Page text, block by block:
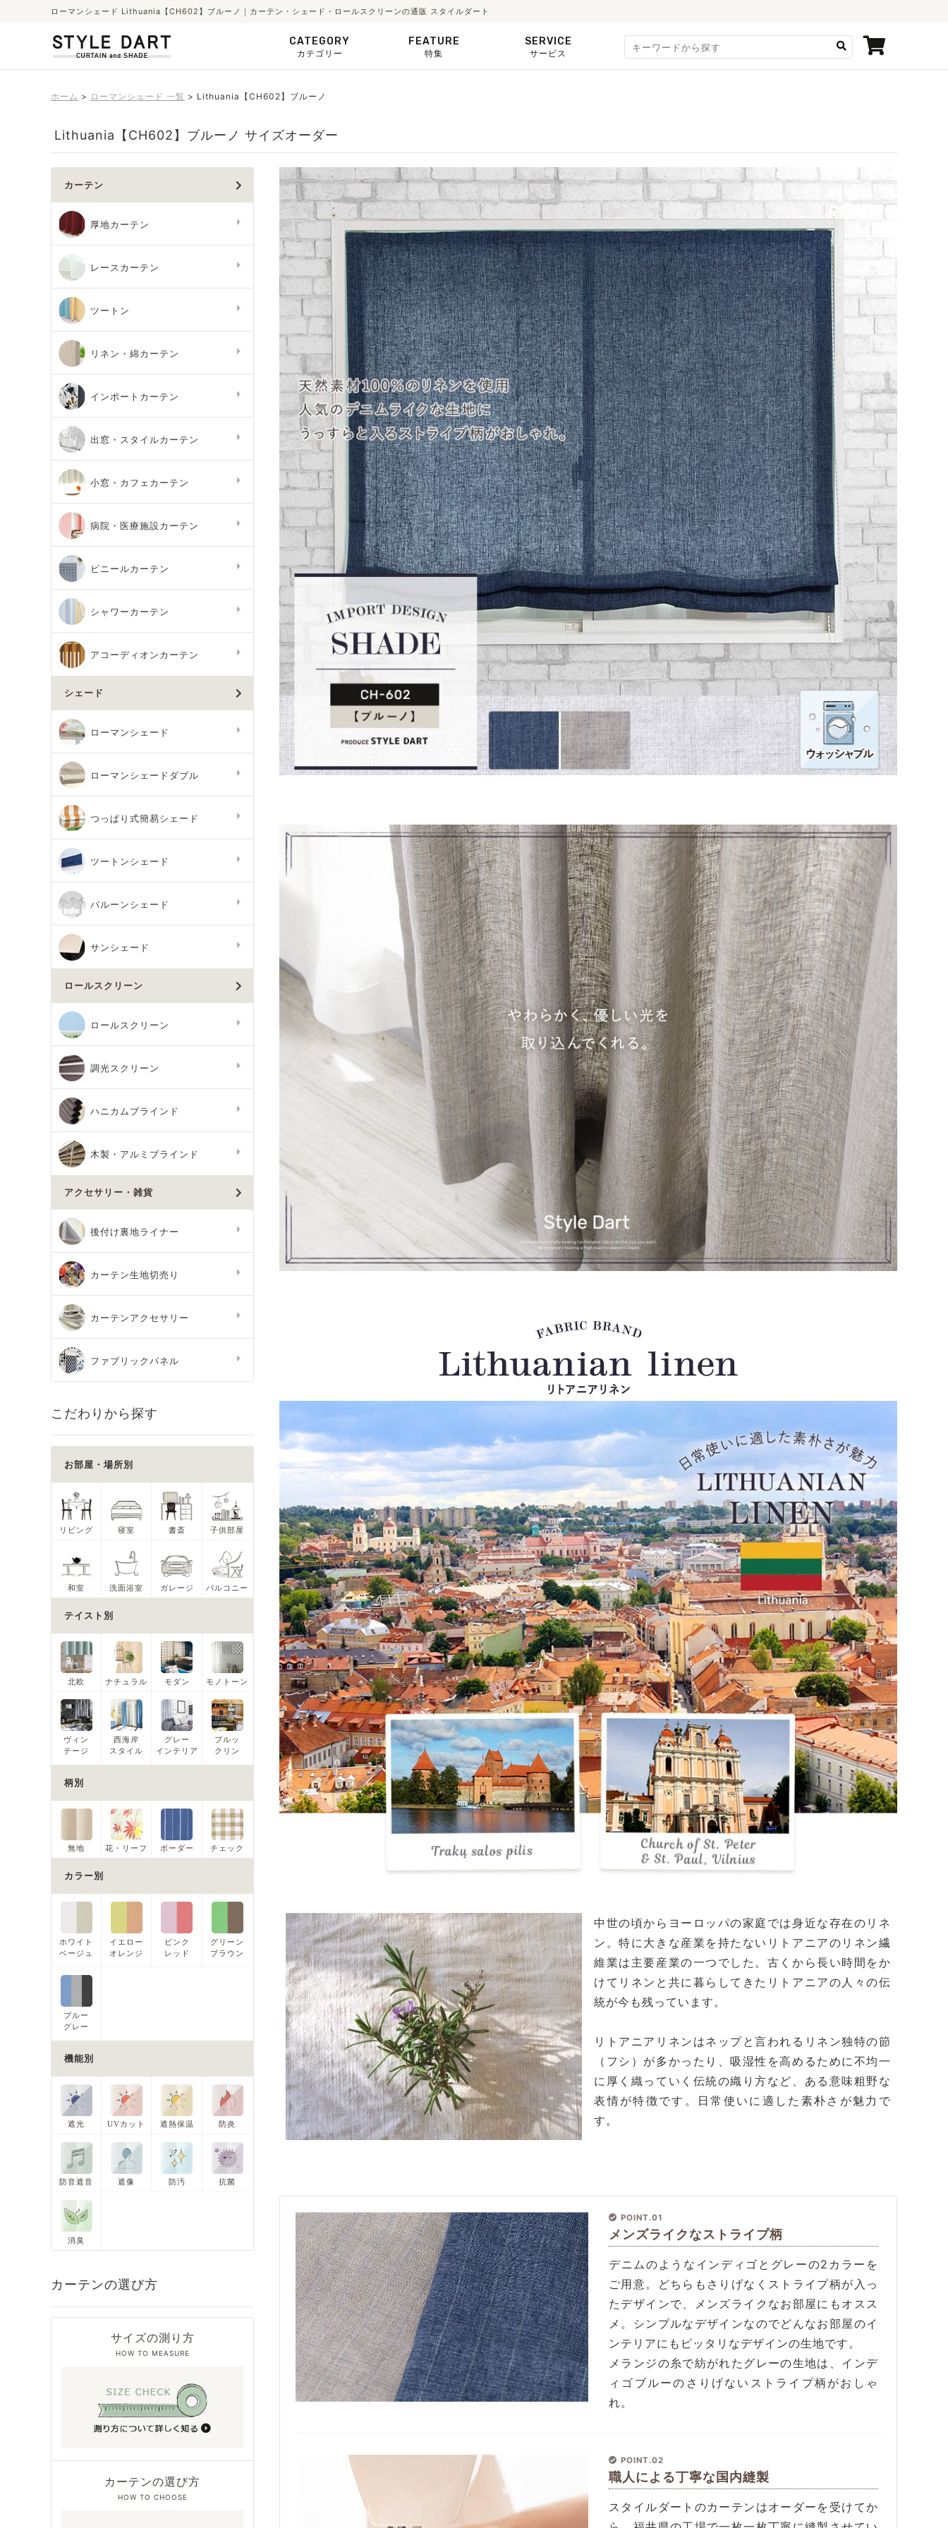
ローマンシェード Lithuania【CH602】ブルーノ｜カーテン・シェード・ロールスクリーンの通販 スタイルダート
CATEGORY
カテゴリー
FEATURE
特集
SERVICE
サービス
ホーム ローマンシェード 一覧 Lithuania【CH602】ブルーノ
Lithuania【CH602】ブルーノ サイズオーダー
中世の頃からヨーロッパの家庭では身近な存在のリネ
ン。特に大きな産業を持たないリトアニアのリネン繊
維業は主要産業の一つでした。古くから長い時間をか
けてリネンと共に暮らしてきたリトアニアの人々の伝
統が今も残っています。
リトアニアリネンはネップと言われるリネン独特の節
（フシ）が多かったり、吸湿性を高めるために不均一
に厚く織っていく伝統の織り方など、ある意味粗野な
表情が特徴です。日常使いに適した素朴さが魅力で
す。
POINT.01
メンズライクなストライプ柄
デニムのようなインディゴとグレーの2カラーを
ご用意。どちらもさりげなくストライプ柄が入っ
たデザインで、メンズライクなお部屋にもオスス
メ。シンプルなデザインなのでどんなお部屋のイ
ンテリアにもピッタリなデザインの生地です。
メランジの糸で紡がれたグレーの生地は、インデ
ィゴブルーのさりげないストライプ柄がおしゃ
れ。
POINT.02
職人による丁寧な国内縫製
スタイルダートのカーテンはオーダーを受けてか
カーテン
厚地カーテン
レースカーテン
ツートン
リネン・綿カーテン
インポートカーテン
出窓・スタイルカーテン
小窓・カフェカーテン
病院・医療施設カーテン
ビニールカーテン
シャワーカーテン
アコーディオンカーテン
シェード
ローマンシェード
ローマンシェードダブル
つっぱり式簡易シェード
ツートンシェード
バルーンシェード
サンシェード
ロールスクリーン
ロールスクリーン
調光スクリーン
ハニカムブラインド
木製・アルミブラインド
アクセサリー・雑貨
後付け裏地ライナー
カーテン生地切売り
カーテンアクセサリー
ファブリックパネル
こだわりから探す
お部屋・場所別
リビング 寝室 書斎 子供部屋
和室 洗面浴室 ガレージ バルコニー
テイスト別
北欧 ナチュラル モダン モノトーン
ヴィン
テージ
西海岸
スタイル
グレー
インテリア
ブルッ
クリン
柄別
無地 花・リーフ ボーダー チェック
カラー別
ホワイト
ベージュ
イエロー
オレンジ
ピンク
レッド
グリーン
ブラウン
ブルー
グレー
機能別
遮光 UVカット 遮熱保温 防炎
防音遮音 遮像 防汚 抗菌
消臭
カーテンの選び方
サイズの測り方
HOW TO MEASURE
カーテンの選び方
HOW TO CHOOSE